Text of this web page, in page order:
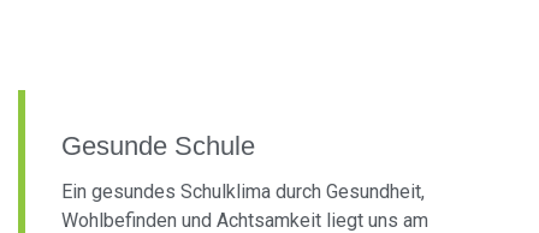
Gesunde Schule
Ein gesundes Schulklima durch Gesundheit,
Wohlbefinden und Achtsamkeit liegt uns am